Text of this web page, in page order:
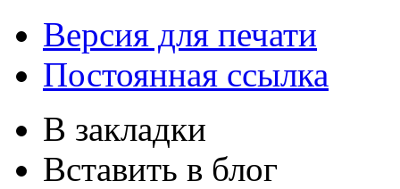
Версия для печати
Постоянная ссылка
В закладки
Вставить в блог